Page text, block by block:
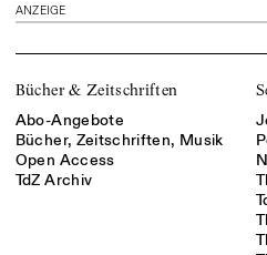
ANZEIGE
Bücher & Zeitschriften
Abo-Angebote
Bücher, Zeitschriften, Musik
Open Access
TdZ Archiv